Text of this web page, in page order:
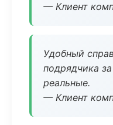
— Клиент
Удобный
подрядчика
реальные.
— Клиент